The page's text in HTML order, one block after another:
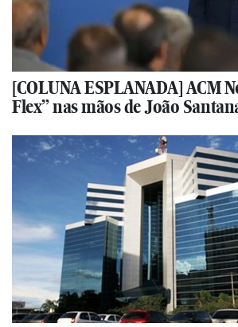
[COLUNA ESPLANADA] ACM
Flex” nas mãos de João